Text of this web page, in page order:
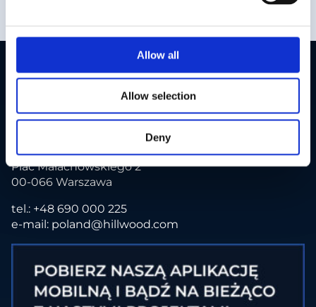
Allow all
Allow selection
Deny
Plac Małachowskiego 2
00-066 Warszawa
tel.: +48 690 000 225
e-mail: poland@hillwood.com